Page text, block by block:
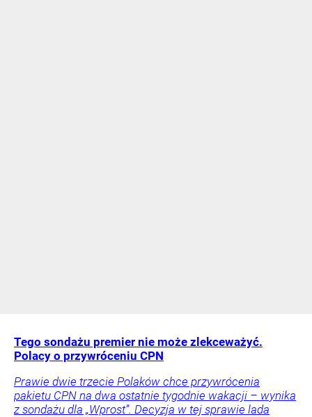
Tego sondażu premier nie może zlekceważyć.
Polacy o przywróceniu CPN
Prawie dwie trzecie Polaków chce przywrócenia
pakietu CPN na dwa ostatnie tygodnie wakacji – wynika
z sondażu dla „Wprost”. Decyzja w tej sprawie lada